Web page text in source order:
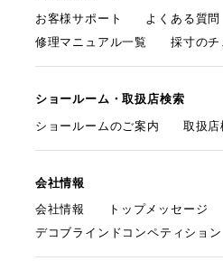
お客様サポート
よくある質問
修理マニュアル一覧
採寸のチ
ショールーム・取扱店検索
ショールームのご案内
取扱店
会社情報
会社情報
トップメッセージ
デコブラインドコンペティション